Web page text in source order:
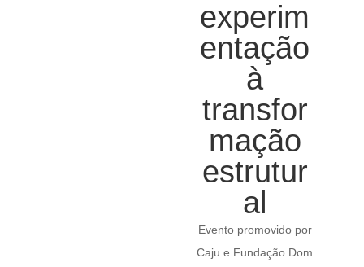
experim
entação
à
transfor
mação
estrutur
al
Evento promovido por
Caju e Fundação Dom